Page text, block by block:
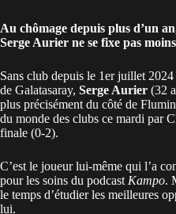
Au chômage depuis plus d’un
Serge Aurier ne se fixe pas
Sans club depuis le 1er juillet
de Galatasaray, Serge Aurier (32
plus précisément du côté de
du monde des clubs ce mardi par
finale (0-2).
C’est le joueur lui-même qui l’a
pour les soins du podcast Kampo.
le temps d’étudier les meilleures
lui.